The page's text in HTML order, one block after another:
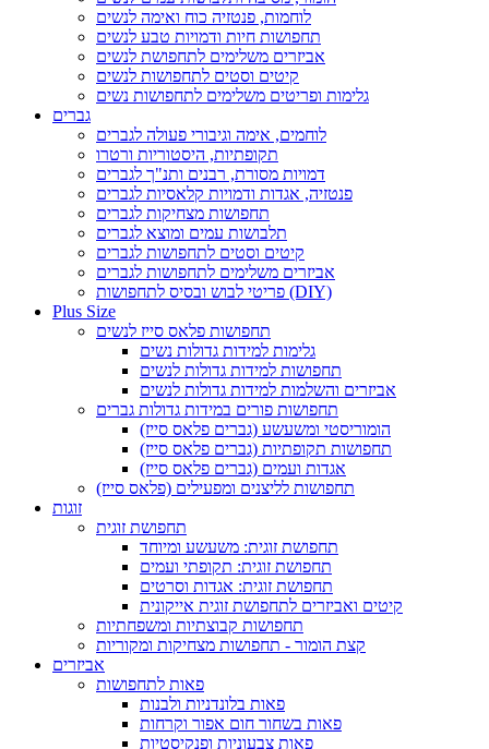
לוחמות, פנטזיה כוח ואימה לנשים
תחפושות חיות ודמויות טבע לנשים
אביזרים משלימים לתחפושת לנשים
קיטים וסטים לתחפושות לנשים
גלימות ופריטים משלימים לתחפושות נשים
גברים
לוחמים, אימה וגיבורי פעולה לגברים
תקופתיות, היסטוריות ורטרו
דמויות מסורת, רבנים ותנ"ך לגברים
פנטזיה, אגדות ודמויות קלאסיות לגברים
תחפושות מצחיקות לגברים
תלבושות עמים ומוצא לגברים
קיטים וסטים לתחפושות לגברים
אביזרים משלימים לתחפושות לגברים
פריטי לבוש ובסיס לתחפושות (DIY)
Plus Size
תחפושות פלאס סייז לנשים
גלימות למידות גדולות נשים
תחפושות למידות גדולות לנשים
אביזרים והשלמות למידות גדולות לנשים
תחפושות פורים במידות גדולות גברים
הומוריסטי ומשעשע (גברים פלאס סייז)
תחפושות תקופתיות (גברים פלאס סייז)
אגדות ועמים (גברים פלאס סייז)
תחפושות לליצנים ומפעילים (פלאס סייז)
זוגות
תחפושת זוגית
תחפושת זוגית: משעשע ומיוחד
תחפושת זוגית: תקופתי ועמים
תחפושת זוגית: אגדות וסרטים
קיטים ואביזרים לתחפושת זוגית אייקונית
תחפושות קבוצתיות ומשפחתיות
קצת הומור - תחפושות מצחיקות ומקוריות
אביזרים
פאות לתחפושות
פאות בלונדניות ולבנות
פאות בשחור חום אפור וקרחות
פאות צבעוניות ופנקיסטיות